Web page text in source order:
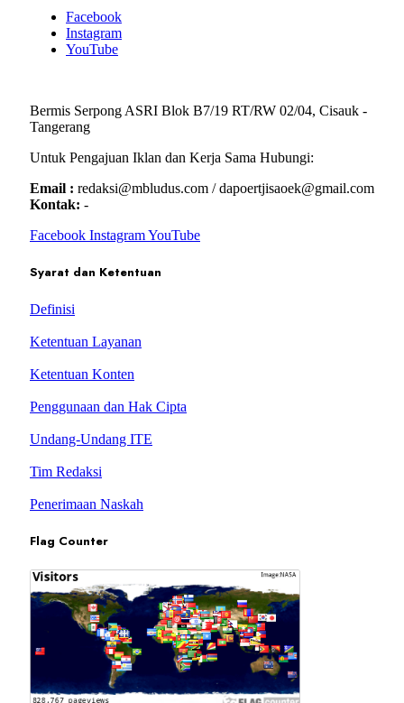
Facebook
Instagram
YouTube
Bermis Serpong ASRI Blok B7/19 RT/RW 02/04, Cisauk -
Tangerang
Untuk Pengajuan Iklan dan Kerja Sama Hubungi:
Email : redaksi@mbludus.com / dapoertjisaoek@gmail.com
Kontak: -
Facebook InstagramYouTube
Syarat dan Ketentuan
Definisi
Ketentuan Layanan
Ketentuan Konten
Penggunaan dan Hak Cipta
Undang-Undang ITE
Tim Redaksi
Penerimaan Naskah
Flag Counter